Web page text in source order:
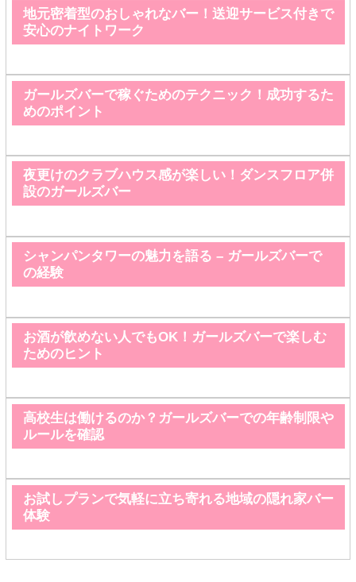
地元密着型のおしゃれなバー！送迎サービス付きで
安心のナイトワーク
ガールズバーで稼ぐためのテクニック！成功するた
めのポイント
夜更けのクラブハウス感が楽しい！ダンスフロア併
設のガールズバー
シャンパンタワーの魅力を語る – ガールズバーで
の経験
お酒が飲めない人でもOK！ガールズバーで楽しむ
ためのヒント
高校生は働けるのか？ガールズバーでの年齢制限や
ルールを確認
お試しプランで気軽に立ち寄れる地域の隠れ家バー
体験